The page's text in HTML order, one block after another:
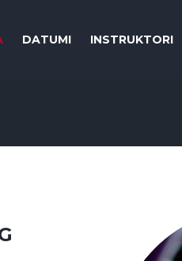
DATUMI INSTRUKTORI